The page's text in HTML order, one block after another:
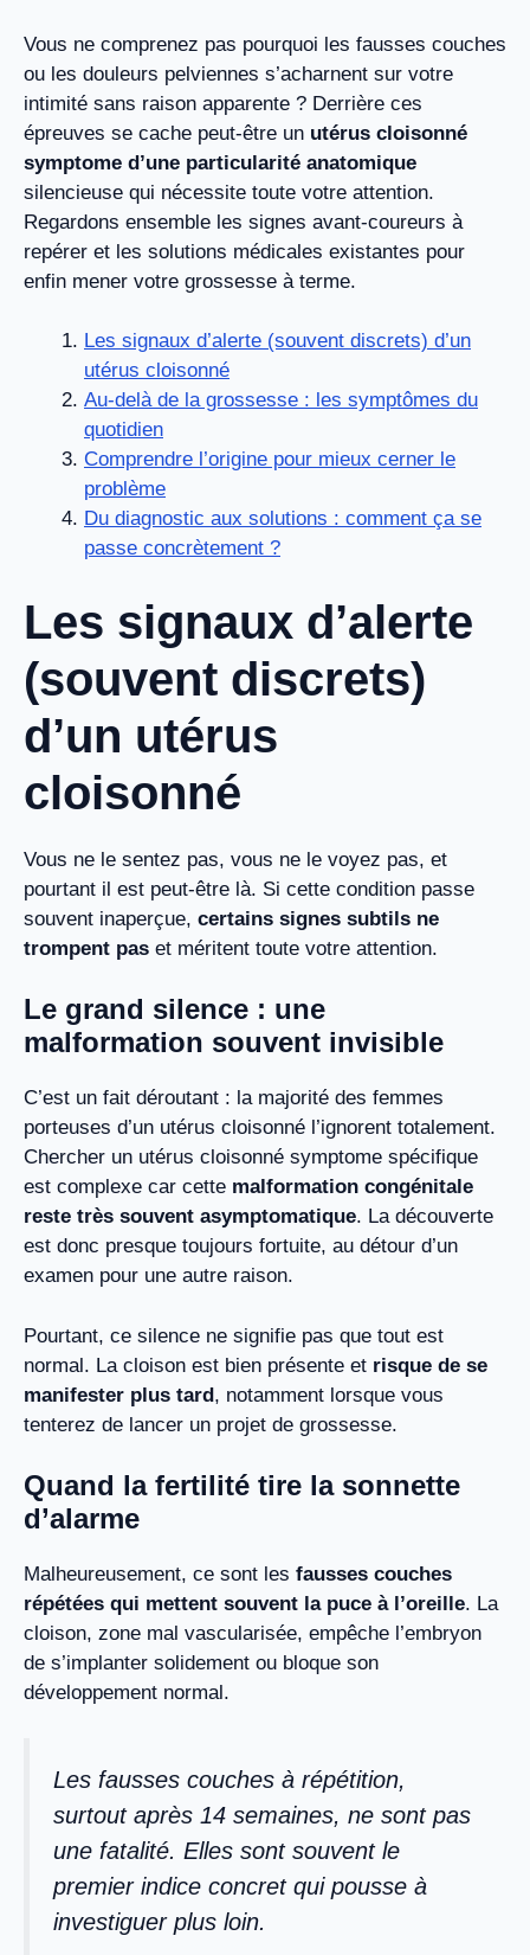
Vous ne comprenez pas pourquoi les fausses couches
ou les douleurs pelviennes s’acharnent sur votre
intimité sans raison apparente ? Derrière ces
épreuves se cache peut-être un utérus cloisonné
symptome d’une particularité anatomique
silencieuse qui nécessite toute votre attention.
Regardons ensemble les signes avant-coureurs à
repérer et les solutions médicales existantes pour
enfin mener votre grossesse à terme.
Les signaux d’alerte (souvent discrets) d’un
utérus cloisonné
Au-delà de la grossesse : les symptômes du
quotidien
Comprendre l’origine pour mieux cerner le
problème
Du diagnostic aux solutions : comment ça se
passe concrètement ?
Les signaux d’alerte
(souvent discrets)
d’un utérus
cloisonné
Vous ne le sentez pas, vous ne le voyez pas, et
pourtant il est peut-être là. Si cette condition passe
souvent inaperçue, certains signes subtils ne
trompent pas et méritent toute votre attention.
Le grand silence : une
malformation souvent invisible
C’est un fait déroutant : la majorité des femmes
porteuses d’un utérus cloisonné l’ignorent totalement.
Chercher un utérus cloisonné symptome spécifique
est complexe car cette malformation congénitale
reste très souvent asymptomatique. La découverte
est donc presque toujours fortuite, au détour d’un
examen pour une autre raison.
Pourtant, ce silence ne signifie pas que tout est
normal. La cloison est bien présente et risque de se
manifester plus tard, notamment lorsque vous
tenterez de lancer un projet de grossesse.
Quand la fertilité tire la sonnette
d’alarme
Malheureusement, ce sont les fausses couches
répétées qui mettent souvent la puce à l’oreille. La
cloison, zone mal vascularisée, empêche l’embryon
de s’implanter solidement ou bloque son
développement normal.
Les fausses couches à répétition,
surtout après 14 semaines, ne sont pas
une fatalité. Elles sont souvent le
premier indice concret qui pousse à
investiguer plus loin.